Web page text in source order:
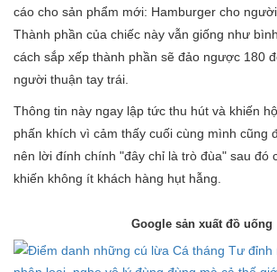
cáo cho sản phẩm mới: Hamburger cho
Thành phần của chiếc này vẫn giống như
cách sắp xếp thành phần sẽ đảo ngược 180
người thuận tay trái.
Thông tin này ngay lập tức thu hút và khiến
phấn khích vì cảm thấy cuối cùng mình cũng
nên lời đính chính "đây chỉ là trò đùa" sau đó
khiến không ít khách hàng hụt hẫng.
Google sản xuất đồ uống